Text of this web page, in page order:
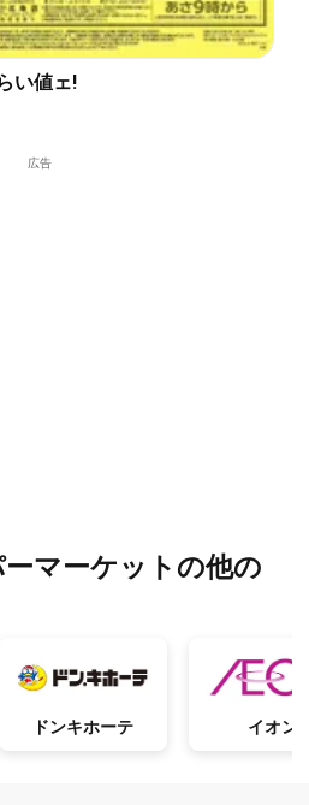
い値ェ!
広告
マーケットの他の
ドンキホーテ イオン